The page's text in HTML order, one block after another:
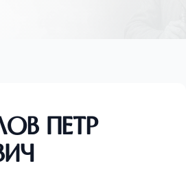
Петр